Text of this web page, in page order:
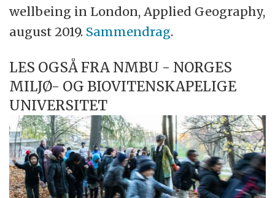
wellbeing in London, Applied Geography,
august 2019. Sammendrag.
LES OGSÅ FRA NMBU - NORGES
MILJØ- OG BIOVITENSKAPELIGE
UNIVERSITET